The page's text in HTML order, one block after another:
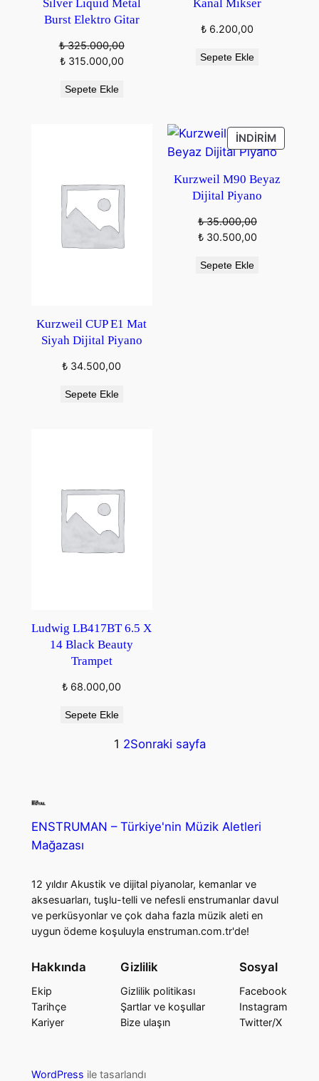
Silver Liquid Metal
Burst Elektro Gitar
₺325.000,00
Orijinal
₺ 325.000,00.
₺315.000,00Şu
Sepete Ekle
Kanal Mikser
₺ 6.200,00
Sepete Ekle
Kurzweil CUP E1 Mat
Siyah Dijital Piyano
₺ 34.500,00
Sepete Ekle
İNDIRIM
ÜRÜN
Kurzweil M90 Beyaz
Dijital Piyano
₺35.000,00
Orijinal
₺ 35.000,00.
₺30.500,00Şu
Sepete Ekle
Ludwig LB417BT 6.5 X
14 Black Beauty
Trampet
₺ 68.000,00
Sepete Ekle
1 2Sonraki sayfa
ENSTRUMAN – Türkiye'nin Müzik Aletleri
Mağazası
12 yıldır Akustik ve dijital piyanolar, kemanlar ve
aksesuarları, tuşlu-telli ve nefesli enstrumanlar davul
ve perküsyonlar ve çok daha fazla müzik aleti en
uygun ödeme koşuluyla enstruman.com.tr'de!
Hakkında
Ekip
Tarihçe
Kariyer
Gizlilik
Gizlilik politikası
Şartlar ve koşullar
Bize ulaşın
Sosyal
Facebook
Instagram
Twitter/X
WordPress ile tasarlandı